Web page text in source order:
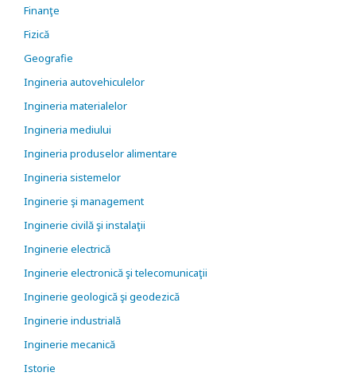
Finanţe
Fizică
Geografie
Ingineria autovehiculelor
Ingineria materialelor
Ingineria mediului
Ingineria produselor alimentare
Ingineria sistemelor
Inginerie şi management
Inginerie civilă şi instalaţii
Inginerie electrică
Inginerie electronică şi telecomunicaţii
Inginerie geologică şi geodezică
Inginerie industrială
Inginerie mecanică
Istorie